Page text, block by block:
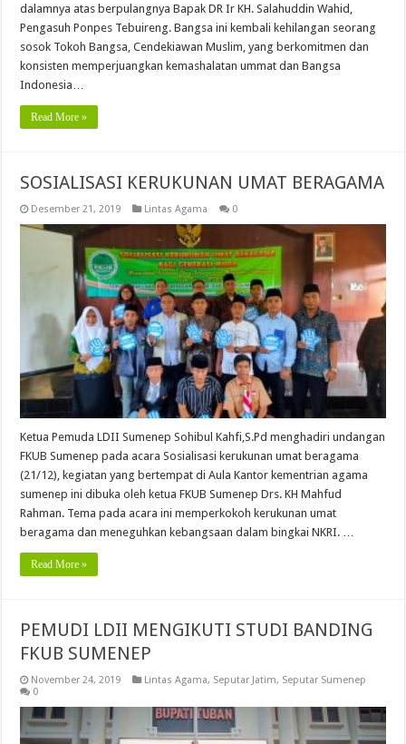
dalamnya atas berpulangnya Bapak DR Ir KH. Salahuddin Wahid,
Pengasuh Ponpes Tebuireng. Bangsa ini kembali kehilangan seorang
sosok Tokoh Bangsa, Cendekiawan Muslim, yang berkomitmen dan
konsisten memperjuangkan kemashalatan ummat dan Bangsa
Indonesia…
Read More »
SOSIALISASI KERUKUNAN UMAT BERAGAMA
Desember 21, 2019 Lintas Agama 0
Ketua Pemuda LDII Sumenep Sohibul Kahfi,S.Pd menghadiri undangan
FKUB Sumenep pada acara Sosialisasi kerukunan umat beragama
(21/12), kegiatan yang bertempat di Aula Kantor kementrian agama
sumenep ini dibuka oleh ketua FKUB Sumenep Drs. KH Mahfud
Rahman. Tema pada acara ini memperkokoh kerukunan umat
beragama dan meneguhkan kebangsaan dalam bingkai NKRI. …
Read More »
PEMUDI LDII MENGIKUTI STUDI BANDING
FKUB SUMENEP
November 24, 2019 Lintas Agama, Seputar Jatim, Seputar Sumenep
0